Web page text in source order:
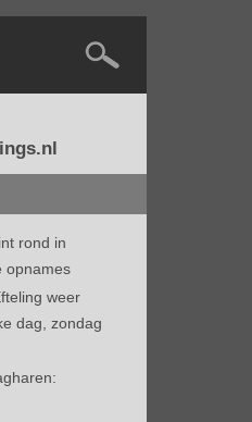
rond in
opnames
weer
dag, zondag